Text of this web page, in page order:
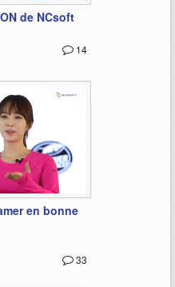
de NCsoft
14
en bonne
33